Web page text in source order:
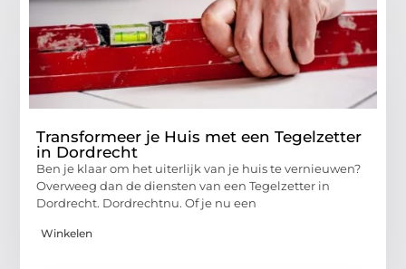
Transformeer je Huis met een Tegelzetter
in Dordrecht
Ben je klaar om het uiterlijk van je huis te vernieuwen?
Overweeg dan de diensten van een Tegelzetter in
Dordrecht. Dordrechtnu. Of je nu een
Winkelen